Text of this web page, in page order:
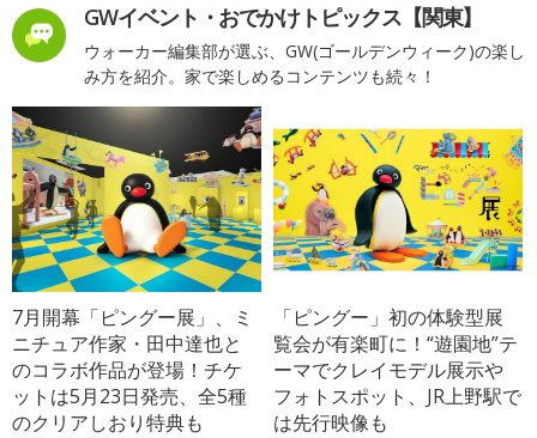
GWイベント・おでかけトピックス【関東】
ウォーカー編集部が選ぶ、GW(ゴールデンウィーク)の楽し
み方を紹介。家で楽しめるコンテンツも続々！
7月開幕「ピングー展」、ミ
ニチュア作家・田中達也と
のコラボ作品が登場！チケ
ットは5月23日発売、全5種
のクリアしおり特典も
「ピングー」初の体験型展
覧会が有楽町に！“遊園地”テ
ーマでクレイモデル展示や
フォトスポット、JR上野駅で
は先行映像も